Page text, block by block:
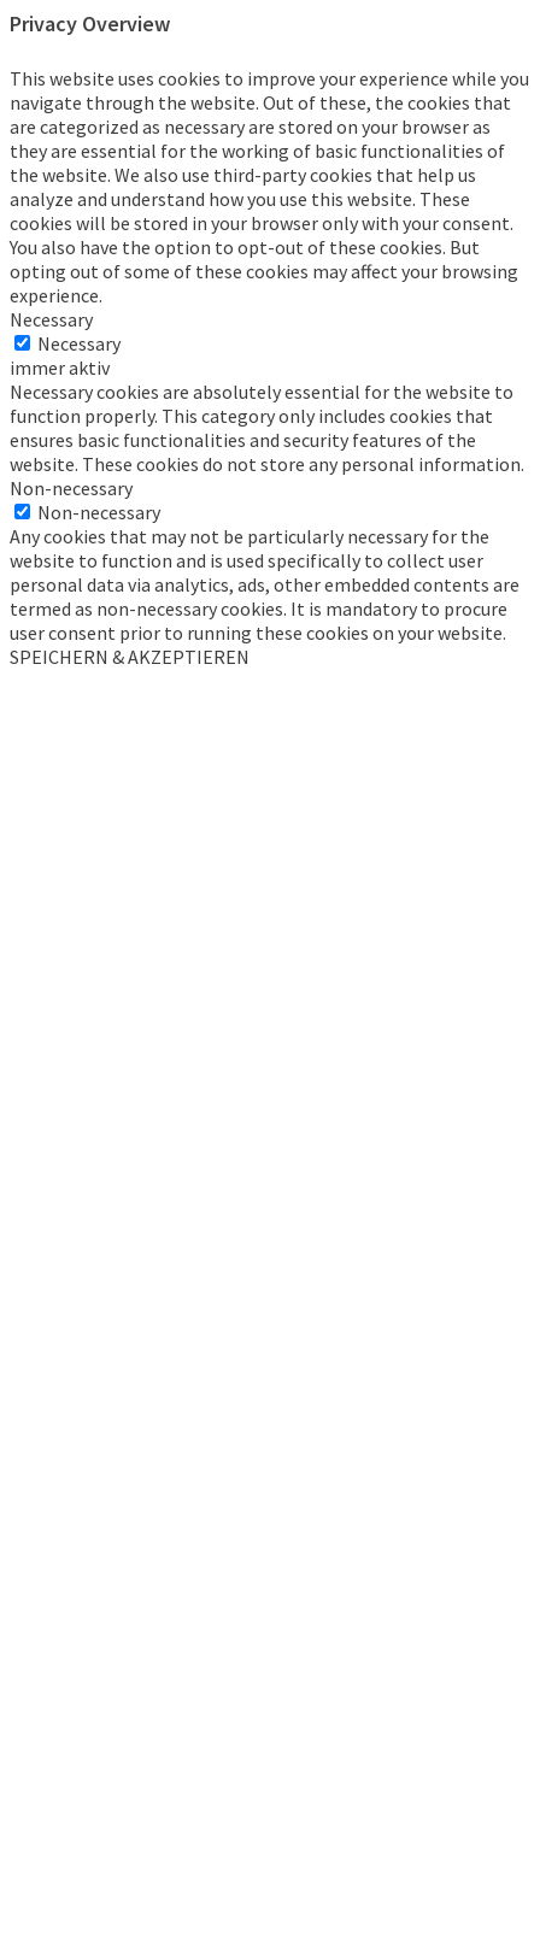
Privacy Overview
This website uses cookies to improve your experience while you
navigate through the website. Out of these, the cookies that
are categorized as necessary are stored on your browser as
they are essential for the working of basic functionalities of
the website. We also use third-party cookies that help us
analyze and understand how you use this website. These
cookies will be stored in your browser only with your consent.
You also have the option to opt-out of these cookies. But
opting out of some of these cookies may affect your browsing
experience.
Necessary
Necessary
immer aktiv
Necessary cookies are absolutely essential for the website to
function properly. This category only includes cookies that
ensures basic functionalities and security features of the
website. These cookies do not store any personal information.
Non-necessary
Non-necessary
Any cookies that may not be particularly necessary for the
website to function and is used specifically to collect user
personal data via analytics, ads, other embedded contents are
termed as non-necessary cookies. It is mandatory to procure
user consent prior to running these cookies on your website.
SPEICHERN & AKZEPTIEREN